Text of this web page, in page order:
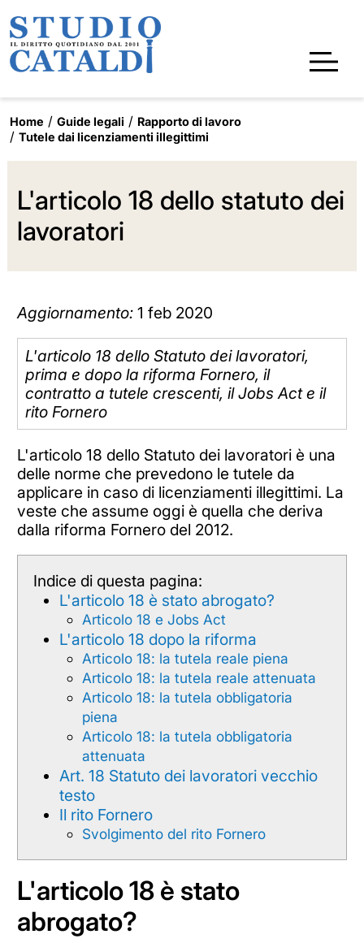
Home Guide legali
Rapporto di lavoro
Tutele dai licenziamenti illegittimi
L'articolo 18 dello statuto dei
lavoratori
Aggiornamento: 1 feb 2020
L'articolo 18 dello Statuto dei lavoratori,
prima e dopo la riforma Fornero, il
contratto a tutele crescenti, il Jobs Act e il
rito Fornero
L'articolo 18 dello Statuto dei lavoratori è una
delle norme che prevedono le tutele da
applicare in caso di licenziamenti illegittimi. La
veste che assume oggi è quella che deriva
dalla riforma Fornero del 2012.
Indice di questa pagina:
L'articolo 18 è stato abrogato?
Articolo 18 e Jobs Act
L'articolo 18 dopo la riforma
Articolo 18: la tutela reale piena
Articolo 18: la tutela reale attenuata
Articolo 18: la tutela obbligatoria
piena
Articolo 18: la tutela obbligatoria
attenuata
Art. 18 Statuto dei lavoratori vecchio
testo
Il rito Fornero
Svolgimento del rito Fornero
L'articolo 18 è stato
abrogato?